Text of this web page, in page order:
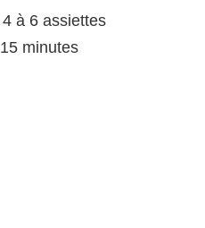
4 à 6 assiettes
15 minutes